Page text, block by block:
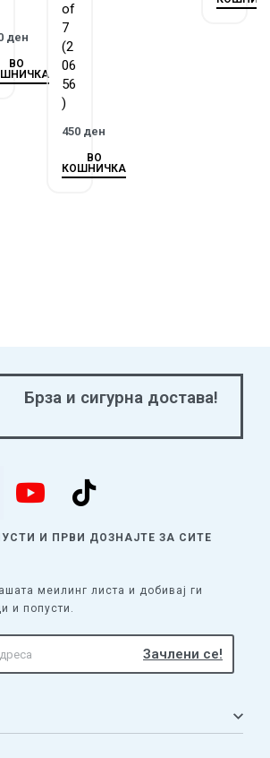
ден
ВО
of
7
(2
06
56
)
450 ден
ВО
КОШНИЧКА
Брза и сигурна достава!
И ПРВИ ДОЗНАЈТЕ ЗА СИТЕ
меилинг листа и добивај ги
и попусти.